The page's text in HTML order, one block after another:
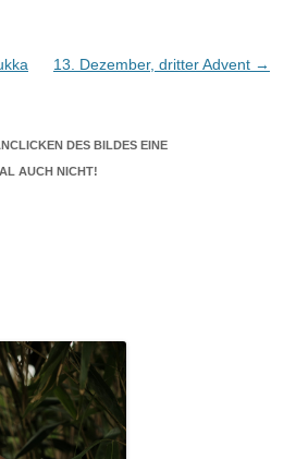
13. Dezember, dritter Advent →
DES BILDES EINE
AUCH NICHT!